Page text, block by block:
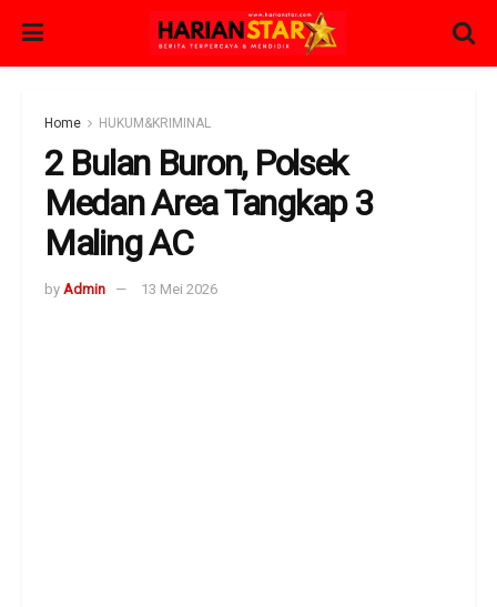
Home HUKUM&KRIMINAL
2 Bulan Buron, Polsek
Medan Area Tangkap 3
Maling AC
by Admin 13 Mei 2026